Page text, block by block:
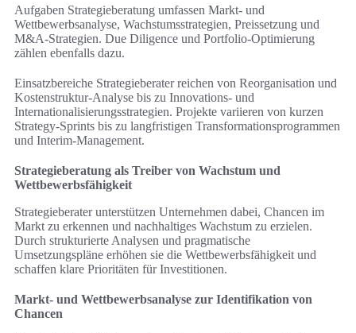
Aufgaben Strategieberatung umfassen Markt- und
Wettbewerbsanalyse, Wachstumsstrategien, Preissetzung und
M&A-Strategien. Due Diligence und Portfolio-Optimierung
zählen ebenfalls dazu.
Einsatzbereiche Strategieberater reichen von Reorganisation und
Kostenstruktur-Analyse bis zu Innovations- und
Internationalisierungsstrategien. Projekte variieren von kurzen
Strategy-Sprints bis zu langfristigen Transformationsprogrammen
und Interim-Management.
Strategieberatung als Treiber von Wachstum und
Wettbewerbsfähigkeit
Strategieberater unterstützen Unternehmen dabei, Chancen im
Markt zu erkennen und nachhaltiges Wachstum zu erzielen.
Durch strukturierte Analysen und pragmatische
Umsetzungspläne erhöhen sie die Wettbewerbsfähigkeit und
schaffen klare Prioritäten für Investitionen.
Markt- und Wettbewerbsanalyse zur Identifikation von
Chancen